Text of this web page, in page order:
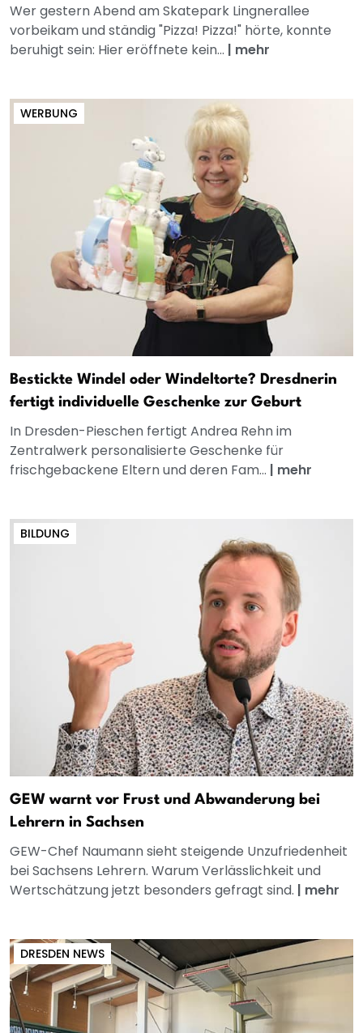
Wer gestern Abend am Skatepark Lingnerallee
vorbeikam und ständig "Pizza! Pizza!" hörte, konnte
beruhigt sein: Hier eröffnete kein... | mehr
WERBUNG
Bestickte Windel oder Windeltorte? Dresdnerin
fertigt individuelle Geschenke zur Geburt
In Dresden-Pieschen fertigt Andrea Rehn im
Zentralwerk personalisierte Geschenke für
frischgebackene Eltern und deren Fam... | mehr
BILDUNG
GEW warnt vor Frust und Abwanderung bei
Lehrern in Sachsen
GEW-Chef Naumann sieht steigende Unzufriedenheit
bei Sachsens Lehrern. Warum Verlässlichkeit und
Wertschätzung jetzt besonders gefragt sind. | mehr
DRESDEN NEWS